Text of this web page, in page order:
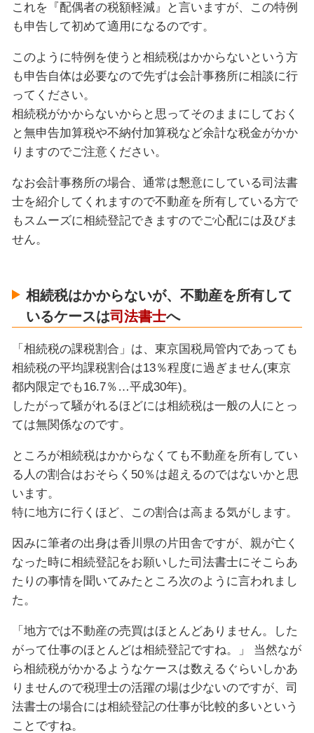
これを『配偶者の税額軽減』と言いますが、この特例
も申告して初めて適用になるのです。
このように特例を使うと相続税はかからないという方
も申告自体は必要なので先ずは会計事務所に相談に行
ってください。
相続税がかからないからと思ってそのままにしておく
と無申告加算税や不納付加算税など余計な税金がかか
りますのでご注意ください。
なお会計事務所の場合、通常は懇意にしている司法書
士を紹介してくれますので不動産を所有している方で
もスムーズに相続登記できますのでご心配には及びま
せん。
相続税はかからないが、不動産を所有して
いるケースは司法書士へ
「相続税の課税割合」は、東京国税局管内であっても
相続税の平均課税割合は13％程度に過ぎません(東京
都内限定でも16.7％…平成30年)。
したがって騒がれるほどには相続税は一般の人にとっ
ては無関係なのです。
ところが相続税はかからなくても不動産を所有してい
る人の割合はおそらく50％は超えるのではないかと思
います。
特に地方に行くほど、この割合は高まる気がします。
因みに筆者の出身は香川県の片田舎ですが、親が亡く
なった時に相続登記をお願いした司法書士にそこらあ
たりの事情を聞いてみたところ次のように言われまし
た。
「地方では不動産の売買はほとんどありません。した
がって仕事のほとんどは相続登記ですね。」 当然なが
ら相続税がかかるようなケースは数えるぐらいしかあ
りませんので税理士の活躍の場は少ないのですが、司
法書士の場合には相続登記の仕事が比較的多いという
ことですね。